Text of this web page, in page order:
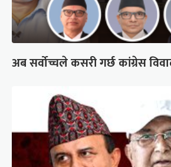
अब सर्वोच्चले कसरी गर्छ कांग्रेस